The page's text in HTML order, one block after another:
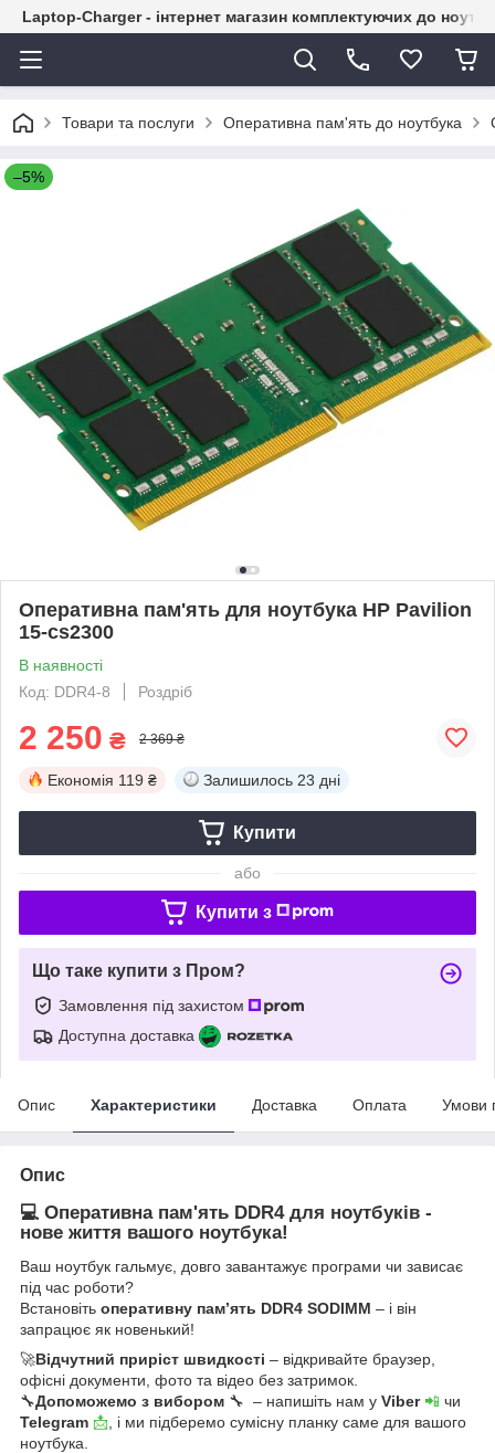
Laptop-Charger - інтернет магазин комплектуючих до
Товари та послуги Оперативна пам'ять до ноутбука
–5%
Оперативна пам'ять для ноутбука HP Pavilion
15-cs2300
В наявності
Код: DDR4-8
Роздріб
2 250 ₴ 2 369 ₴
Економія 119 ₴ Залишилось 23 дні
Купити
або
Купити з
Що таке купити з Пром?
Замовлення під захистом
Доступна доставка
Опис Характеристики Доставка Оплата Умови
Опис
💻 Оперативна пам'ять DDR4 для ноутбуків -
нове життя вашого ноутбука!
Ваш ноутбук гальмує, довго завантажує програми чи зависає
під час роботи?
Встановіть оперативну пам’ять DDR4 SODIMM – і він
запрацює як новенький!
🚀Відчутний приріст швидкості – відкривайте браузер,
офісні документи, фото та відео без затримок.
🔧Допоможемо з вибором 🔧 – напишіть нам у Viber📲 чи
Telegram 📩 , і ми підберемо сумісну планку саме для вашого
ноутбука.